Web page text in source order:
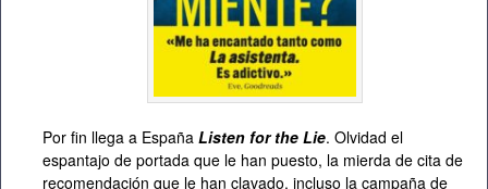
Por fin llega a España Listen for the Lie. Olvidad el
espantajo de portada que le han puesto, la mierda de cita de
recomendación que le han clavado, incluso la campaña de